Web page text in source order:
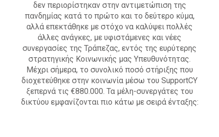
δεν περιορίστηκαν στην αντιμετώπιση της
πανδημίας κατά το πρώτο και το δεύτερο κύμα,
αλλά επεκτάθηκε με στόχο να καλύψει πολλές
άλλες ανάγκες, με υφιστάμενες και νέες
συνεργασίες της Τράπεζας, εντός της ευρύτερης
στρατηγικής Κοινωνικής μας Υπευθυνότητας.
Μέχρι σήμερα, το συνολικό ποσό στήριξης που
διοχετεύθηκε στην κοινωνία μέσω του SupportCY
ξεπερνά τις €880.000. Τα μέλη-συνεργάτες του
δικτύου εμφανίζονται πιο κάτω με σειρά ένταξης: